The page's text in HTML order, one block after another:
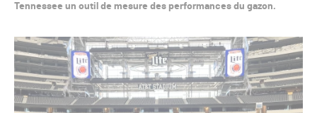
Tennessee un outil de mesure des performances du gazon.